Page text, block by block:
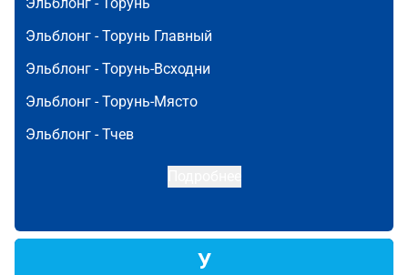
Эльблонг -Торунь Главный
Эльблонг -Торунь-Всходни
Эльблонг -Торунь-Място
Эльблонг -Тчев
У